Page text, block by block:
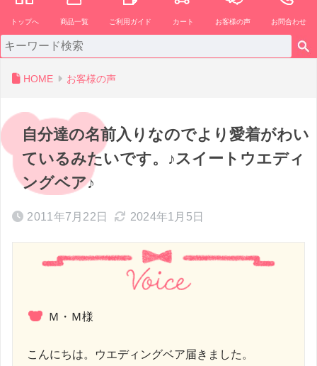
トップへ 商品一覧 ご利用ガイド カート お客様の声 お問合わせ
HOME お客様の声
自分達の名前入りなのでより愛着がわい
ているみたいです。♪スイートウエディ
ングベア♪
2011年7月22日 2024年1月5日
Ｍ・Ｍ様
こんにちは。ウエディングベア届きました。